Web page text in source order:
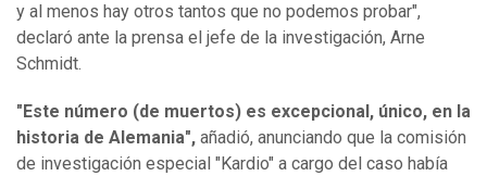
y al menos hay otros tantos que no podemos probar",
declaró ante la prensa el jefe de la investigación, Arne
Schmidt.
"Este número (de muertos) es excepcional, único, en la
historia de Alemania", añadió, anunciando que la comisión
de investigación especial "Kardio" a cargo del caso había